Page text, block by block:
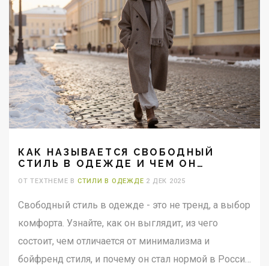
КАК НАЗЫВАЕТСЯ СВОБОДНЫЙ
СТИЛЬ В ОДЕЖДЕ И ЧЕМ ОН
НАПРАВЛЕНИЙ
ОТ TEXTHEME В СТИЛИ В ОДЕЖДЕ 2 ДЕК 2025
Свободный стиль в одежде - это не тренд, а выбор
комфорта. Узнайте, как он выглядит, из чего
состоит, чем отличается от минимализма и
бойфренд стиля, и почему он стал нормой в России